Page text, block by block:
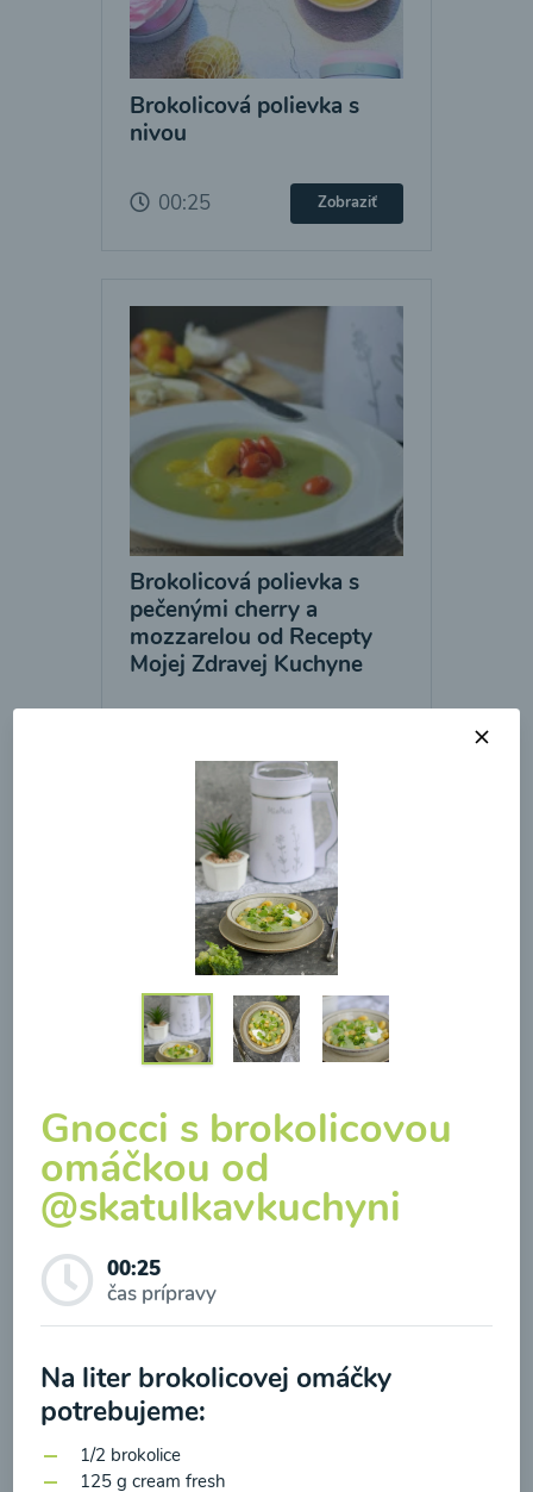
Brokolicová polievka s
nivou
00:25 Zobraziť
Brokolicová polievka s
pečenými cherry a
mozzarelou od Recepty
Mojej Zdravej Kuchyne
Brokolicová polievka so
syrom
00:25 Zobraziť
Gnocci s brokolicovou
omáčkou od
@skatulkavkuchyni
00:25
čas prípravy
Na liter brokolicovej omáčky
potrebujeme:
1/2 brokolice
125 g cream fresh
Odber noviniek a akcií
Odoslaním registrácie na Newsletter súhlasím so
spracovaním osobných údajov pre účely